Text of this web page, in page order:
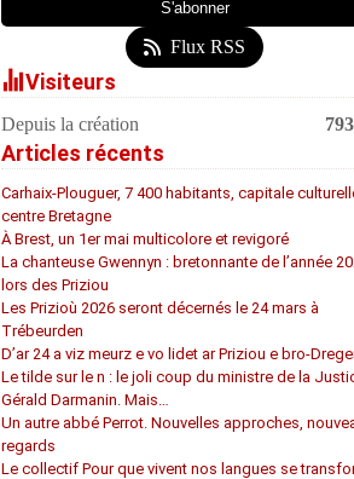
Flux RSS
Visiteurs
Depuis la création
Articles récents
Carhaix-Plouguer, 7 400 habitants, capitale
centre Bretagne
À Brest, un 1er mai multicolore et revigoré
La chanteuse Gwennyn : bretonnante de l’année
lors des Priziou
Les Prizioù 2026 seront décernés le 24 mars à
Trébeurden
D’ar 24 a viz meurz e vo lidet ar Priziou e bro-
Le tilde sur le n : le joli coup du ministre de la
Gérald Darmanin. Mais…
Un autre abbé Perrot. Nouvelles approches,
regards
Le collectif Pour que vivent nos langues se